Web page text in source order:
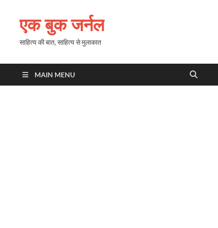
एक बुक जर्नल
साहित्य की बात, साहित्य से मुलाकात
MAIN MENU